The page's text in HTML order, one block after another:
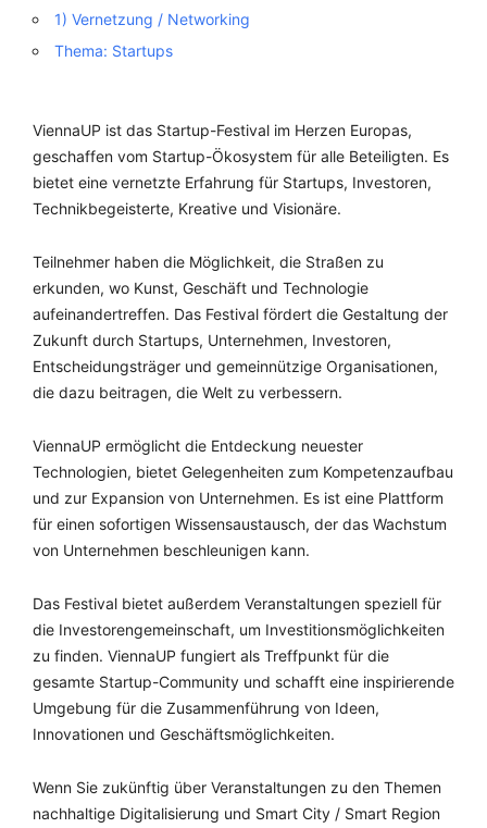
1) Vernetzung / Networking
Thema: Startups
ViennaUP ist das Startup-Festival im Herzen Europas,
geschaffen vom Startup-Ökosystem für alle Beteiligten. Es
bietet eine vernetzte Erfahrung für Startups, Investoren,
Technikbegeisterte, Kreative und Visionäre.
Teilnehmer haben die Möglichkeit, die Straßen zu
erkunden, wo Kunst, Geschäft und Technologie
aufeinandertreffen. Das Festival fördert die Gestaltung der
Zukunft durch Startups, Unternehmen, Investoren,
Entscheidungsträger und gemeinnützige Organisationen,
die dazu beitragen, die Welt zu verbessern.
ViennaUP ermöglicht die Entdeckung neuester
Technologien, bietet Gelegenheiten zum Kompetenzaufbau
und zur Expansion von Unternehmen. Es ist eine Plattform
für einen sofortigen Wissensaustausch, der das Wachstum
von Unternehmen beschleunigen kann.
Das Festival bietet außerdem Veranstaltungen speziell für
die Investorengemeinschaft, um Investitionsmöglichkeiten
zu finden. ViennaUP fungiert als Treffpunkt für die
gesamte Startup-Community und schafft eine inspirierende
Umgebung für die Zusammenführung von Ideen,
Innovationen und Geschäftsmöglichkeiten.
Wenn Sie zukünftig über Veranstaltungen zu den Themen
nachhaltige Digitalisierung und Smart City / Smart Region